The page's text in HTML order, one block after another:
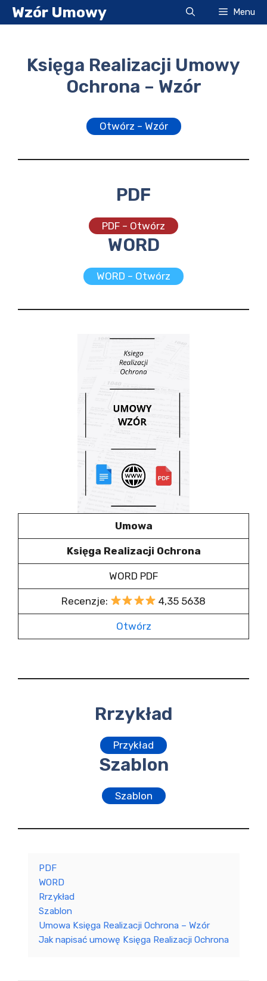
Przejdź
do
Wzór Umowy Menu
Księga Realizacji Umowy
Ochrona – Wzór
Otwórz – Wzór
PDF
PDF – Otwórz
WORD
WORD – Otwórz
Umowa
Księga Realizacji Ochrona
WORD PDF
Recenzje: 4,35 5638
Otwórz
Rrzykład
Przykład
Szablon
Szablon
PDF
WORD
Rrzykład
Szablon
Umowa Księga Realizacji Ochrona – Wzór
Jak napisać umowę Księga Realizacji Ochrona